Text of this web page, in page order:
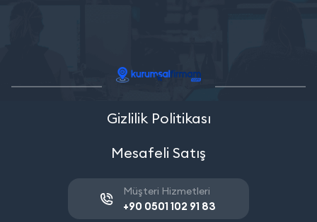
Gizlilik Politikası
Mesafeli Satış
Müşteri Hizmetleri
+90 0501 102 91 83